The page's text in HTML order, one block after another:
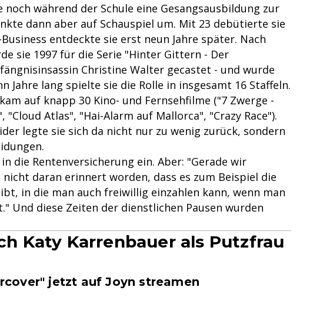
während der Schule eine Gesangsausbildung zur
dann aber auf Schauspiel um. Mit 23 debütierte sie
entdeckte sie erst neun Jahre später. Nach
sie 1997 für die Serie "Hinter Gittern - Der
Christine Walter gecastet - und wurde
Jahre lang spielte sie die Rolle in insgesamt 16 Staffeln.
auf knapp 30 Kino- und Fernsehfilme ("7 Zwerge -
Atlas", "Hai-Alarm auf Mallorca", "Crazy Race").
legte sie sich da nicht nur zu wenig zurück, sondern
die Rentenversicherung ein. Aber: "Gerade wir
nicht daran erinnert worden, dass es zum Beispiel die
in die man auch freiwillig einzahlen kann, wenn man
Und diese Zeiten der dienstlichen Pausen wurden
Katy Karrenbauer als Putzfrau
jetzt auf Joyn streamen